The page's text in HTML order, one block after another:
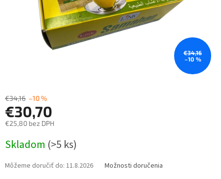
€34,16
–10 %
€34,16 –10 %
€30,70
€25,80 bez DPH
cena:
Skladom (>5 ks)
Môžeme doručiť do: 11.8.2026 Možnosti doručenia